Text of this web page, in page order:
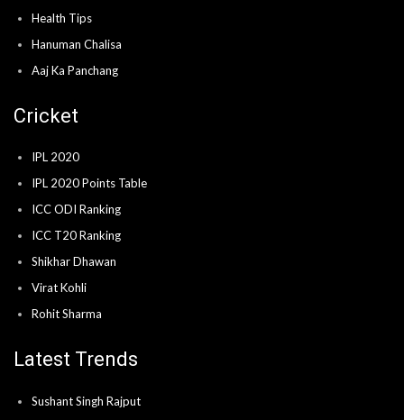
Health Tips
Hanuman Chalisa
Aaj Ka Panchang
Cricket
IPL 2020
IPL 2020 Points Table
ICC ODI Ranking
ICC T20 Ranking
Shikhar Dhawan
Virat Kohli
Rohit Sharma
Latest Trends
Sushant Singh Rajput